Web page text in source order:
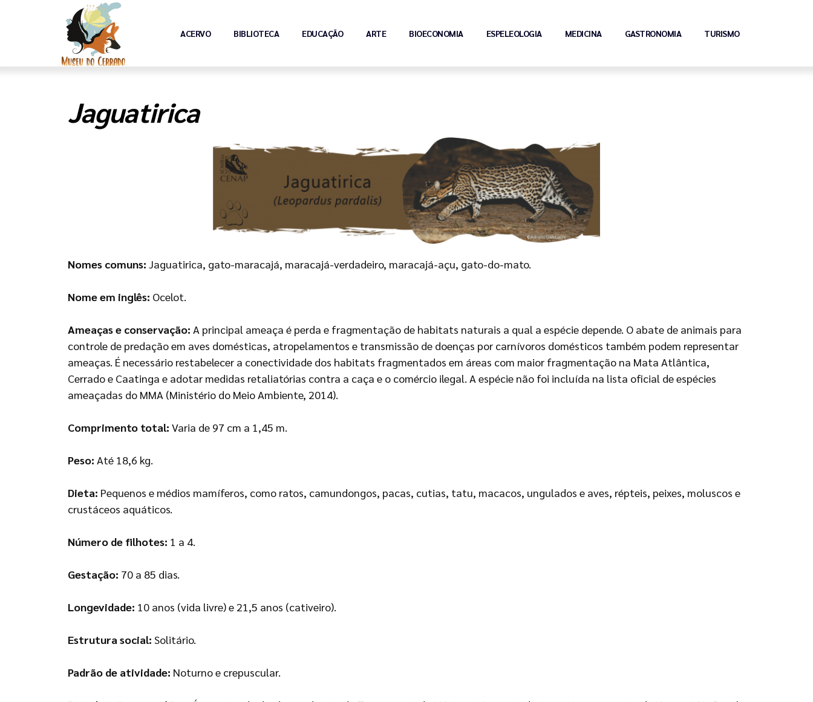
ACERVO BIBLIOTECA EDUCAÇÃO ARTE BIOECONOMIA ESPELEOLOGIA MEDICINA GASTRONOMIA TURISMO
Jaguatirica
Nomes comuns: Jaguatirica, gato-maracajá, maracajá-verdadeiro, maracajá-açu, gato-do-mato.
Nome em inglês: Ocelot.
Ameaças e conservação: A principal ameaça é perda e fragmentação de habitats naturais a qual a espécie depende. O abate de animais para
controle de predação em aves domésticas, atropelamentos e transmissão de doenças por carnívoros domésticos também podem representar
ameaças. É necessário restabelecer a conectividade dos habitats fragmentados em áreas com maior fragmentação na Mata Atlântica,
Cerrado e Caatinga e adotar medidas retaliatórias contra a caça e o comércio ilegal. A espécie não foi incluída na lista oficial de espécies
ameaçadas do MMA (Ministério do Meio Ambiente, 2014).
Comprimento total: Varia de 97 cm a 1,45 m.
Peso: Até 18,6 kg.
Dieta: Pequenos e médios mamíferos, como ratos, camundongos, pacas, cutias, tatu, macacos, ungulados e aves, répteis, peixes, moluscos e
crustáceos aquáticos.
Número de filhotes: 1 a 4.
Gestação: 70 a 85 dias.
Longevidade: 10 anos (vida livre) e 21,5 anos (cativeiro).
Estrutura social: Solitário.
Padrão de atividade: Noturno e crepuscular.